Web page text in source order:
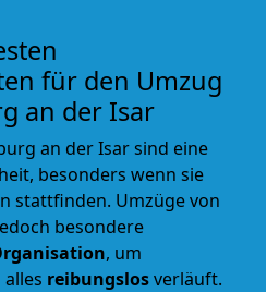
für den Umzug
an der Isar
an der Isar sind eine
besonders wenn sie
stattfinden. Umzüge von
besondere
, um
reibungslosverläuft.